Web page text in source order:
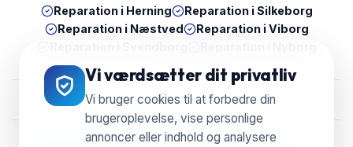
Vi værdsætter dit privatliv
Vi bruger cookies til at forbedre din
brugeroplevelse, vise personlige
annoncer eller indhold og analysere
Reparation i Herning Reparation i Silkeborg
Reparation i Næstved Reparation i Viborg